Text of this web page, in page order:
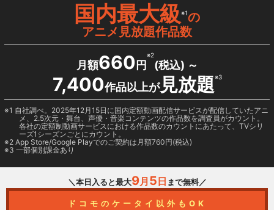
国内最大級※1の
アニメ見放題作品数
月額660 円
※2
(税込) ～
7,400作品以上が見放題※3
1 自社調べ。2025年12月15日に国内定額動画配信サービスが配信していたアニ
メ、2.5次元・舞台、声優・音楽コンテンツの作品数を調査員がカウント。
各社の定額制動画サービスにおける作品数のカウントにあたって、TVシリ
ーズ1シーズンごとにカウント。
2 App Store/Google Playでのご契約は月額760円(税込)
3 一部個別課金あり
＼本日入ると最大9月 5 日 まで無料／
ドコモのケータイ以外もOK